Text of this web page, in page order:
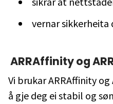
vernar sikkerheita
ARRAffinity og
Vi brukar ARRAffinity
å gje deg ei stabil og